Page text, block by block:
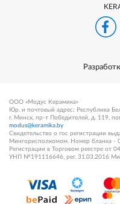
ООО «Модус Керамика»
Юр. и почтовый адрес: Республика
г. Минск, пр-т Победителей, д. 119,
modus@keramika.by
Свидетельство о гос регистрации
Мингорисполкомом. Номер бланка -
Регистрации в Торговом реестре от
УНП №191116646, рег. 31.03.2016